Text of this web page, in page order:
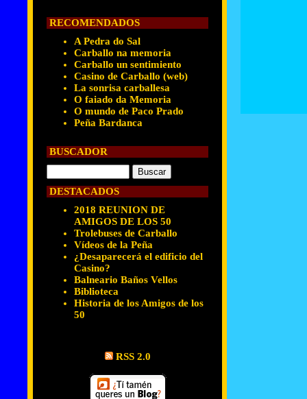
RECOMENDADOS
A Pedra do Sal
Carballo na memoria
Carballo un sentimiento
Casino de Carballo (web)
La sonrisa carballesa
O faiado da Memoria
O mundo de Paco Prado
Peña Bardanca
BUSCADOR
DESTACADOS
2018 REUNION DE
AMIGOS DE LOS 50
Trolebuses de Carballo
Vídeos de la Peña
¿Desaparecerá el edificio del
Casino?
Balneario Baños Vellos
Biblioteca
Historia de los Amigos de los
50
RSS 2.0